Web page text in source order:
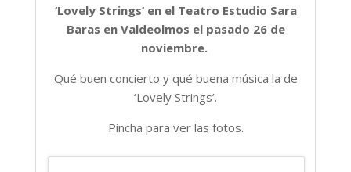
‘Lovely Strings’ en el Teatro Estudio Sara
Baras en Valdeolmos el pasado 26 de
noviembre.
Qué buen concierto y qué buena música la de
‘Lovely Strings’.
Pincha para ver las fotos.